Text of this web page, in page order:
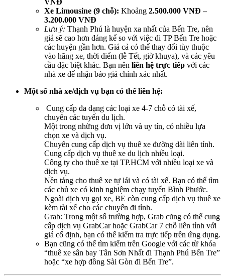
VNĐ
Xe Limousine (9 chỗ): Khoảng 2.500.000 VNĐ –
3.200.000 VNĐ
Lưu ý: Thạnh Phú là huyện xa nhất của Bến Tre, nên
giá sẽ cao hơn đáng kể so với việc đi TP Bến Tre hoặc
các huyện gần hơn. Giá cả có thể thay đổi tùy thuộc
vào hãng xe, thời điểm (lễ Tết, giờ khuya), và các yêu
cầu đặc biệt khác. Bạn nên liên hệ trực tiếp với các
nhà xe để nhận báo giá chính xác nhất.
Một số nhà xe/dịch vụ bạn có thể liên hệ:
Cung cấp đa dạng các loại xe 4-7 chỗ có tài xế,
chuyên các tuyến du lịch.
Một trong những đơn vị lớn và uy tín, có nhiều lựa
chọn xe và dịch vụ.
Chuyên cung cấp dịch vụ thuê xe đường dài liên tỉnh.
Cung cấp dịch vụ thuê xe du lịch nhiều loại.
Công ty cho thuê xe tại TP.HCM với nhiều loại xe và
dịch vụ.
Nền tảng cho thuê xe tự lái và có tài xế. Bạn có thể tìm
các chủ xe có kinh nghiệm chạy tuyến Bình Phước.
Ngoài dịch vụ gọi xe, BE còn cung cấp dịch vụ thuê xe
kèm tài xế cho các chuyến đi tỉnh.
Grab: Trong một số trường hợp, Grab cũng có thể cung
cấp dịch vụ GrabCar hoặc GrabCar 7 chỗ liên tỉnh với
giá cố định, bạn có thể kiểm tra trực tiếp trên ứng dụng.
Bạn cũng có thể tìm kiếm trên Google với các từ khóa
“thuê xe sân bay Tân Sơn Nhất đi Thạnh Phú Bến Tre”
hoặc “xe hợp đồng Sài Gòn đi Bến Tre”.